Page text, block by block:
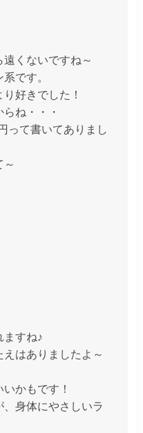
くないですね～
です。
好きでした！
ね・・・
って書いてありまし
～
ますね♪
はありましたよ～
かもです！
身体にやさしいラ